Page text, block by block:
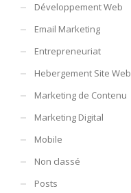
Développement Web
Email Marketing
Entrepreneuriat
Hebergement Site Web
Marketing de Contenu
Marketing Digital
Mobile
Non classé
Posts